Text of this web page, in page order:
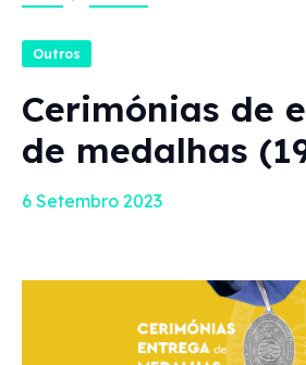
Outros
Cerimónias de
de medalhas
6 Setembro 2023